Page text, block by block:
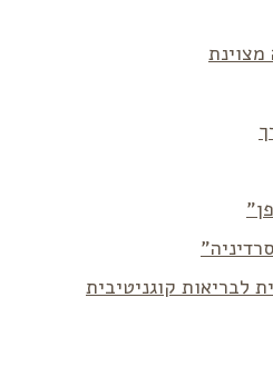
לבריאות קוגניטיבית